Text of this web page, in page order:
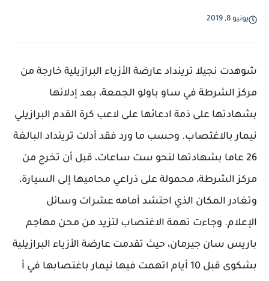
يونيو 8, 2019
شوهدت نجيلا ترينداد عارضة الأزياء البرازيلية خارجة من
مركز الشرطة في ساو باولو الجمعة، بعد إدلائها
بشهادتها على ذمة ادعائها على لاعب كرة القدم البرازيلي
نيمار بالاغتصاب. وحسب ما ورد فقد أدلت ترينداد البالغة
26 عاما بشهادتها لنحو ست ساعات، قبل أن تخرج من
مركز الشرطة، محمولة على ذراعي محاميها إلى السيارة،
وتغادر المكان الذي احتشد أمامه عشرات وسائل
الإعلام. وجاءت تهمة الاغتصاب لتزيد من محن مهاجم
باريس سان جيرمان، حيث تقدمت عارضة الأزياء البرازيلية
بشكوى قبل 10 أيام اتهمت فيها نيمار باغتصابها في أ